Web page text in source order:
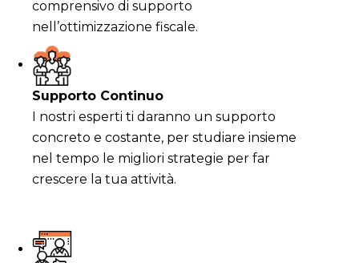
comprensivo di supporto
nell’ottimizzazione fiscale.
Supporto Continuo
I nostri esperti ti daranno un supporto
concreto e costante, per studiare insieme
nel tempo le migliori strategie per far
crescere la tua attività.